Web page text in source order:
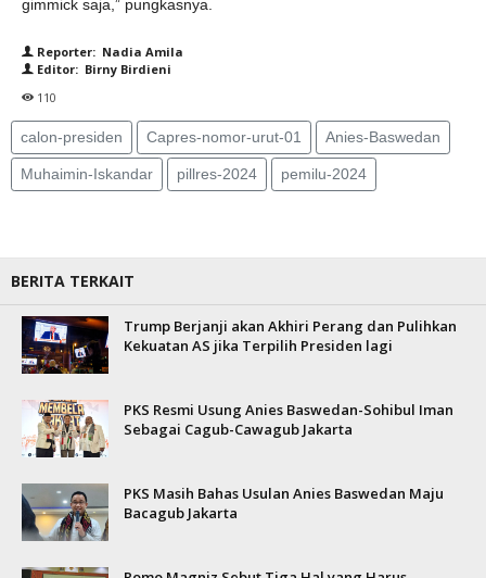
gimmick saja,” pungkasnya.
Reporter: Nadia Amila
Editor: Birny Birdieni
110
calon-presiden Capres-nomor-urut-01 Anies-Baswedan
Muhaimin-Iskandar pillres-2024 pemilu-2024
BERITA TERKAIT
Trump Berjanji akan Akhiri Perang dan Pulihkan
Kekuatan AS jika Terpilih Presiden lagi
PKS Resmi Usung Anies Baswedan-Sohibul Iman
Sebagai Cagub-Cawagub Jakarta
PKS Masih Bahas Usulan Anies Baswedan Maju
Bacagub Jakarta